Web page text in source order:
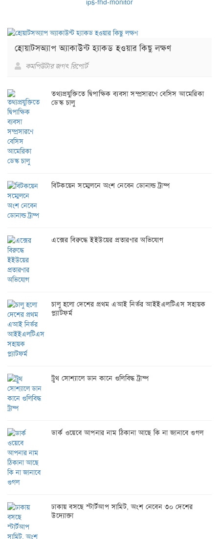
হোয়াটসঅ্যাপ অ্যাকাউন্ট হ্যাকড হওয়ার কিছু লক্ষণ
কমপিউটার জগৎ রিপোর্ট
তথ্যপ্রযুক্তিতে দ্বিপাক্ষিক ব্যবসা সম্প্রসারণে বেসিস আমেরিকা
ডেস্ক চালু
বিটকয়েন সম্মেলনে অংশ নেবেন ডোনাল্ড ট্রাম্প
এক্সের বিরুদ্ধে ইইউয়ের প্রতারণার অভিযোগ
চালু হলো দেশের প্রথম এআই নির্ভর আইইএলটিএস সহায়ক
প্ল্যাটফর্ম
ট্রুথ সোশ্যালে ডান কানে গুলিবিদ্ধ ট্রাম্প
ডার্ক ওয়েবে আপনার নাম ঠিকানা আছে কি না জানাবে গুগল
ঢাকায় বসছে স্টার্টআপ সামিট, অংশ নেবেন ৩০ দেশের
উদ্যোক্তা